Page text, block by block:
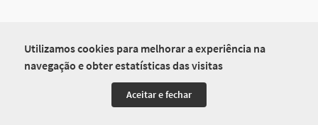
Utilizamos cookies para melhorar a experiência na
navegação e obter estatísticas das visitas
Aceitar e fechar